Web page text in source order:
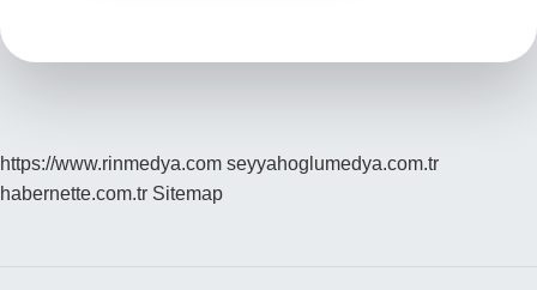
https://www.rinmedya.com seyyahoglumedya.com.tr
habernette.com.tr Sitemap